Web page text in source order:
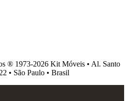
®️ 1973-2026 Kit Móveis • Al. Santo
• São Paulo • Brasil